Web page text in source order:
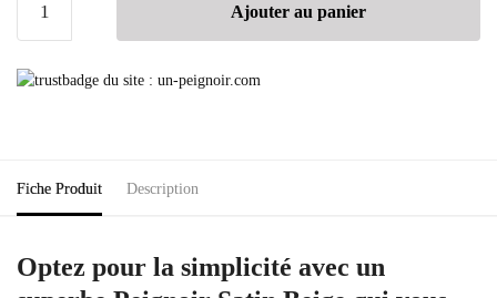
Ajouter au panier
Fiche Produit Description
Optez pour la simplicité avec un